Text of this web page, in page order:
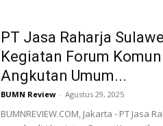
PT Jasa Raharja
Kegiatan Forum
Angkutan Umum...
BUMN Review - Agustus 29, 2025
BUMNREVIEW.COM, Jakarta - PT Jasa